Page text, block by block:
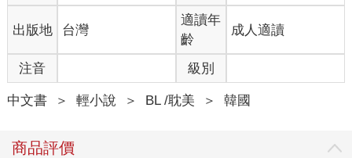
出版地 台灣
適讀年
齡
成人適讀
注音 級別
中文書 ＞ 輕小說 ＞ BL /耽美 ＞ 韓國
商品評價